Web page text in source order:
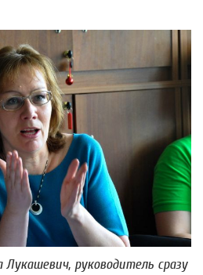
руководитель сразу